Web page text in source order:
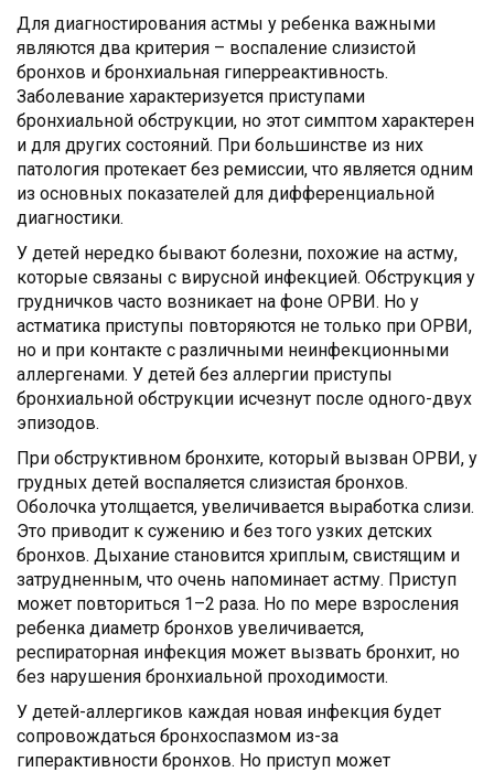
Для диагностирования астмы у ребенка важными
являются два критерия – воспаление слизистой
бронхов и бронхиальная гиперреактивность.
Заболевание характеризуется приступами
бронхиальной обструкции, но этот симптом характерен
и для других состояний. При большинстве из них
патология протекает без ремиссии, что является одним
из основных показателей для дифференциальной
диагностики.
У детей нередко бывают болезни, похожие на астму,
которые связаны с вирусной инфекцией. Обструкция у
грудничков часто возникает на фоне ОРВИ. Но у
астматика приступы повторяются не только при ОРВИ,
но и при контакте с различными неинфекционными
аллергенами. У детей без аллергии приступы
бронхиальной обструкции исчезнут после одного-двух
эпизодов.
При обструктивном бронхите, который вызван ОРВИ, у
грудных детей воспаляется слизистая бронхов.
Оболочка утолщается, увеличивается выработка слизи.
Это приводит к сужению и без того узких детских
бронхов. Дыхание становится хриплым, свистящим и
затрудненным, что очень напоминает астму. Приступ
может повториться 1–2 раза. Но по мере взросления
ребенка диаметр бронхов увеличивается,
респираторная инфекция может вызвать бронхит, но
без нарушения бронхиальной проходимости.
У детей-аллергиков каждая новая инфекция будет
сопровождаться бронхоспазмом из-за
гиперактивности бронхов. Но приступ может